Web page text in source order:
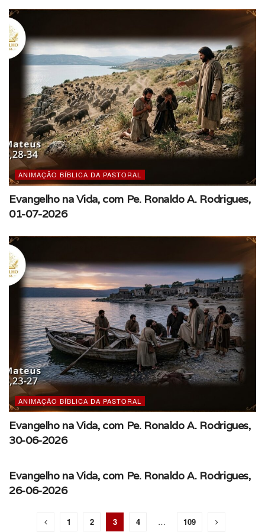
ANIMAÇÃO BÍBLICA DA PASTORAL
Evangelho na Vida, com Pe. Ronaldo A. Rodrigues,
01-07-2026
ANIMAÇÃO BÍBLICA DA PASTORAL
Evangelho na Vida, com Pe. Ronaldo A. Rodrigues,
30-06-2026
Evangelho na Vida, com Pe. Ronaldo A. Rodrigues,
26-06-2026
1 2 3 4 … 109